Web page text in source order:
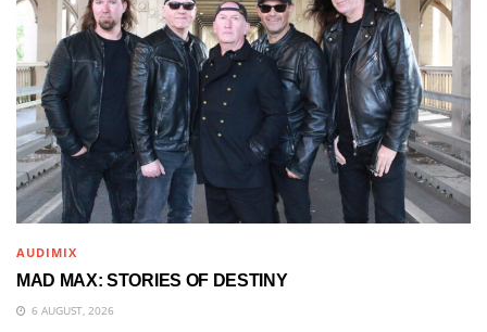
AUDIMIX
MAD MAX: STORIES OF DESTINY
6 AUGUST, 2026